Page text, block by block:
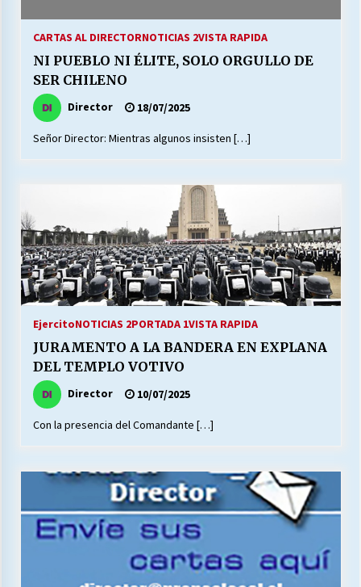
CARTAS AL DIRECTORNOTICIAS 2VISTA RAPIDA
NI PUEBLO NI ÉLITE, SOLO ORGULLO DE
SER CHILENO
Director 18/07/2025
Señor Director: Mientras algunos insisten […]
EjercitoNOTICIAS 2PORTADA 1VISTA RAPIDA
JURAMENTO A LA BANDERA EN EXPLANA
DEL TEMPLO VOTIVO
Director 10/07/2025
Con la presencia del Comandante […]